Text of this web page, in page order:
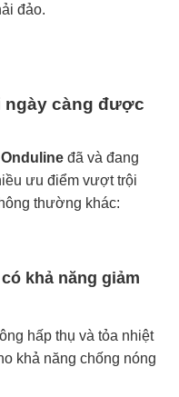
đảo.
ngày càng được
đã và đang
ưu điểm vượt trội
thường khác:
khả năng giảm
hấp thụ và tỏa nhiệt
khả năng chống nóng